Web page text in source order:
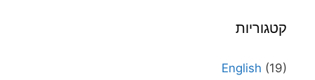
קטגוריות
English (19)